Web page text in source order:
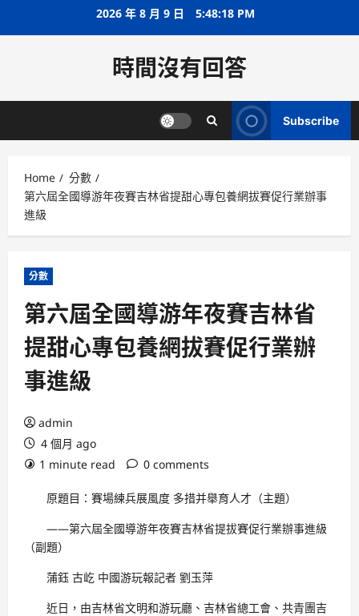
2026 年 8 月 9 日 5:48:18 PM
時間沒有回答
Subscribe
Home
分數
第六屆全國導游年夜賽吉林省提甜心專包養網拔賽促行業辦事
進級
分數
第六屆全國導游年夜賽吉林省
提甜心專包養網拔賽促行業辦
事進級
admin
4 個月 ago
1 minute read
0 comments
原題目：賽場練兵展風度 多措并舉育人才（主題）
——第六屆全國導游年夜賽吉林省提拔賽促行業辦事進級
（副題）
蒲鈺 古屹 中國游玩報記者 劉玉萍
近日，由吉林省文明和游玩廳、吉林省總工會、共青團吉